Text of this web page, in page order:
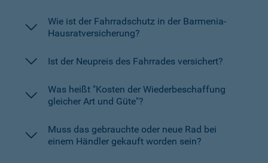
Wie ist der Fahrradschutz in der Barmenia-
Hausratversicherung?
Ist der Neupreis des Fahrrades versichert?
Was heißt "Kosten der Wiederbeschaffung
gleicher Art und Güte"?
Muss das gebrauchte oder neue Rad bei
einem Händler gekauft worden sein?